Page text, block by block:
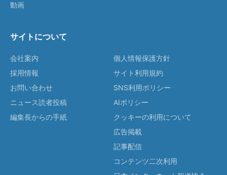
動画
サイトについて
会社案内
採用情報
お問い合わせ
ニュース読者投稿
編集長からの手紙
個人情報保護方針
サイト利用規約
SNS利用ポリシー
AIポリシー
クッキーの利用について
広告掲載
記事配信
コンテンツ二次利用